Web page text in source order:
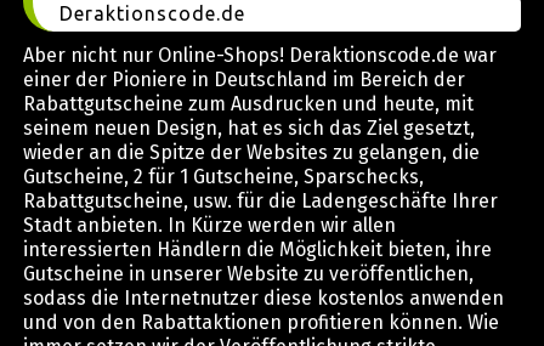
Deraktionscode.de
Aber nicht nur Online-Shops! Deraktionscode.de war
einer der Pioniere in Deutschland im Bereich der
Rabattgutscheine zum Ausdrucken und heute, mit
seinem neuen Design, hat es sich das Ziel gesetzt,
wieder an die Spitze der Websites zu gelangen, die
Gutscheine, 2 für 1 Gutscheine, Sparschecks,
Rabattgutscheine, usw. für die Ladengeschäfte Ihrer
Stadt anbieten. In Kürze werden wir allen
interessierten Händlern die Möglichkeit bieten, ihre
Gutscheine in unserer Website zu veröffentlichen,
sodass die Internetnutzer diese kostenlos anwenden
und von den Rabattaktionen profitieren können. Wie